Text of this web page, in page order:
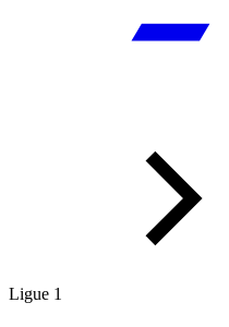
Ligue 1